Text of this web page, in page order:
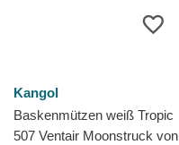
Kangol
Baskenmützen weiß Tropic
507 Ventair Moonstruck von